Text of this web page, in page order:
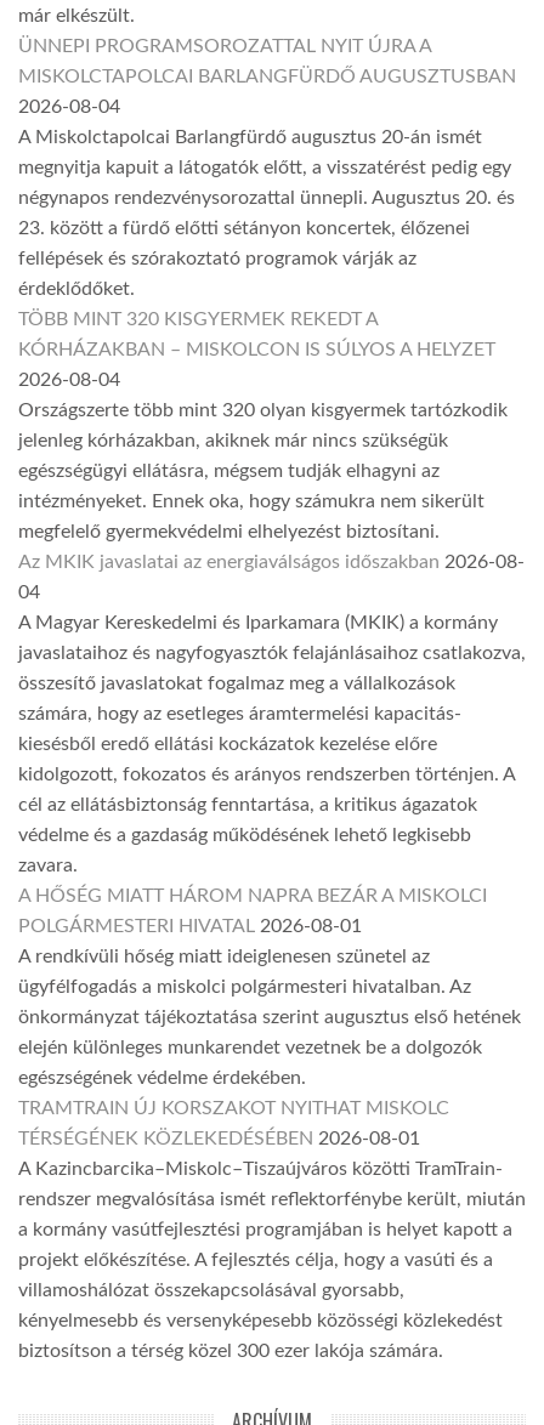
már elkészült.
ÜNNEPI PROGRAMSOROZATTAL NYIT ÚJRA A
MISKOLCTAPOLCAI BARLANGFÜRDŐ AUGUSZTUSBAN
2026-08-04
A Miskolctapolcai Barlangfürdő augusztus 20-án ismét
megnyitja kapuit a látogatók előtt, a visszatérést pedig egy
négynapos rendezvénysorozattal ünnepli. Augusztus 20. és
23. között a fürdő előtti sétányon koncertek, élőzenei
fellépések és szórakoztató programok várják az
érdeklődőket.
TÖBB MINT 320 KISGYERMEK REKEDT A
KÓRHÁZAKBAN – MISKOLCON IS SÚLYOS A HELYZET
2026-08-04
Országszerte több mint 320 olyan kisgyermek tartózkodik
jelenleg kórházakban, akiknek már nincs szükségük
egészségügyi ellátásra, mégsem tudják elhagyni az
intézményeket. Ennek oka, hogy számukra nem sikerült
megfelelő gyermekvédelmi elhelyezést biztosítani.
Az MKIK javaslatai az energiaválságos időszakban 2026-08-
04
A Magyar Kereskedelmi és Iparkamara (MKIK) a kormány
javaslataihoz és nagyfogyasztók felajánlásaihoz csatlakozva,
összesítő javaslatokat fogalmaz meg a vállalkozások
számára, hogy az esetleges áramtermelési kapacitás-
kiesésből eredő ellátási kockázatok kezelése előre
kidolgozott, fokozatos és arányos rendszerben történjen. A
cél az ellátásbiztonság fenntartása, a kritikus ágazatok
védelme és a gazdaság működésének lehető legkisebb
zavara.
A HŐSÉG MIATT HÁROM NAPRA BEZÁR A MISKOLCI
POLGÁRMESTERI HIVATAL 2026-08-01
A rendkívüli hőség miatt ideiglenesen szünetel az
ügyfélfogadás a miskolci polgármesteri hivatalban. Az
önkormányzat tájékoztatása szerint augusztus első hetének
elején különleges munkarendet vezetnek be a dolgozók
egészségének védelme érdekében.
TRAMTRAIN ÚJ KORSZAKOT NYITHAT MISKOLC
TÉRSÉGÉNEK KÖZLEKEDÉSÉBEN 2026-08-01
A Kazincbarcika–Miskolc–Tiszaújváros közötti TramTrain-
rendszer megvalósítása ismét reflektorfénybe került, miután
a kormány vasútfejlesztési programjában is helyet kapott a
projekt előkészítése. A fejlesztés célja, hogy a vasúti és a
villamoshálózat összekapcsolásával gyorsabb,
kényelmesebb és versenyképesebb közösségi közlekedést
biztosítson a térség közel 300 ezer lakója számára.